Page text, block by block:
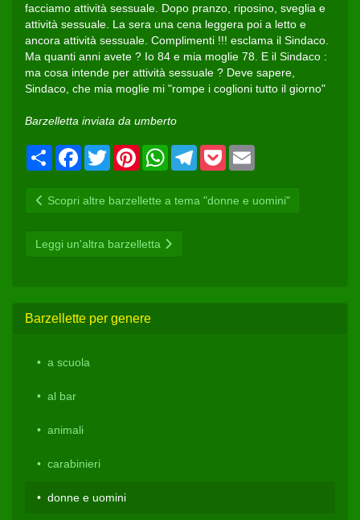
facciamo attività sessuale. Dopo pranzo, riposino, sveglia e
attività sessuale. La sera una cena leggera poi a letto e
ancora attività sessuale. Complimenti !!! esclama il Sindaco.
Ma quanti anni avete ? Io 84 e mia moglie 78. E il Sindaco :
ma cosa intende per attività sessuale ? Deve sapere,
Sindaco, che mia moglie mi "rompe i coglioni tutto il giorno"
Barzelletta inviata da umberto
CondividiFacebook
Twitter PinterestWhatsAppTelegram
Pocket
Scopri altre barzellette a tema "donne e uomini"
Leggi un'altra barzelletta
Barzellette per genere
a scuola
al bar
animali
carabinieri
donne e uomini